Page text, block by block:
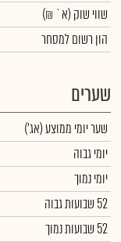
שווי שוק (א` ₪)
הון רשום למסחר
שערים
שער יומי ממוצע(אג')
יומי גבוה
יומי נמוך
52 שבועות גבוה
52 שבועות נמוך